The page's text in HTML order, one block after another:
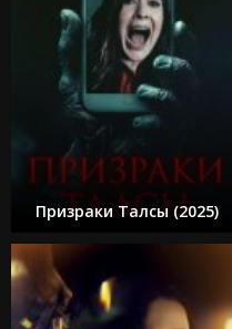
Призраки Талсы (2025)